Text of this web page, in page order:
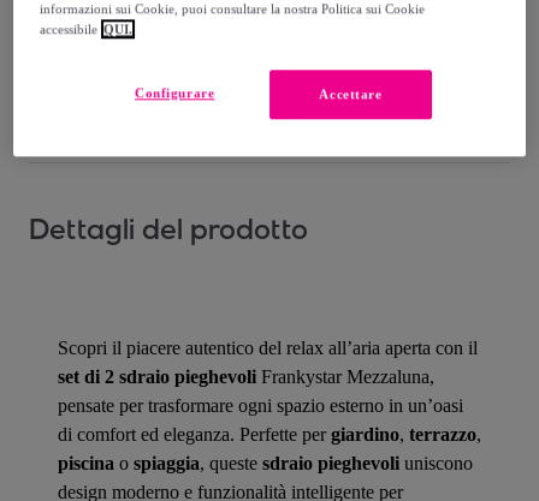
Consegna: tra il11/08e il14/08
Dettagli del prodotto
Scopri il piacere autentico del relax all’aria aperta con il
set di 2 sdraio pieghevoli Frankystar Mezzaluna,
pensate per trasformare ogni spazio esterno in un’oasi
di comfort ed eleganza. Perfette pergiardino, terrazzo,
piscina o spiaggia, queste sdraio pieghevoli uniscono
design moderno e funzionalità intelligente per
informazioni sui Cookie, puoi consultare la nostra Politica sui Cookie
accessibile QUI.
Accettare
Configurare